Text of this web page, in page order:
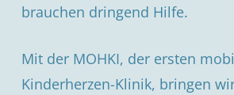
brauchen dringend Hilfe.
Mit der MOHKI, der ersten
Kinderherzen-Klinik, bringen